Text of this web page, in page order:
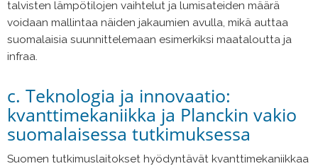
talvisten lämpötilojen vaihtelut ja lumisateiden määrä
voidaan mallintaa näiden jakaumien avulla, mikä auttaa
suomalaisia suunnittelemaan esimerkiksi maataloutta ja
infraa.
c. Teknologia ja innovaatio:
kvanttimekaniikka ja Planckin vakio
suomalaisessa tutkimuksessa
Suomen tutkimuslaitokset hyödyntävät kvanttimekaniikkaa